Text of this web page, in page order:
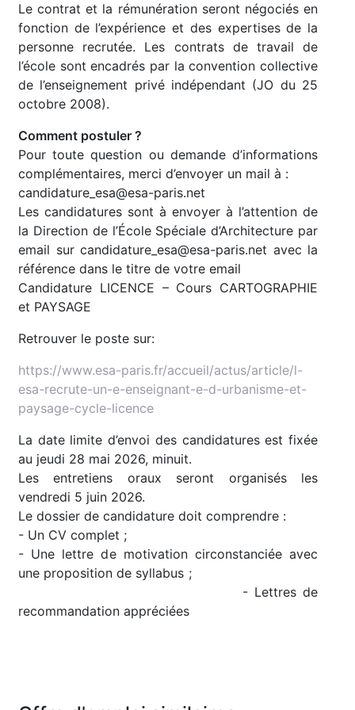
Le contrat et la rémunération seront négociés en
fonction de l’expérience et des expertises de la
personne recrutée. Les contrats de travail de
l’école sont encadrés par la convention collective
de l’enseignement privé indépendant (JO du 25
octobre 2008).
Comment postuler ?
Pour toute question ou demande d’informations
complémentaires, merci d’envoyer un mail à :
candidature_esa@esa-paris.net
Les candidatures sont à envoyer à l’attention de
la Direction de l’École Spéciale d’Architecture par
email sur candidature_esa@esa-paris.net avec la
référence dans le titre de votre email
Candidature LICENCE – Cours CARTOGRAPHIE
et PAYSAGE
Retrouver le poste sur:
https://www.esa-paris.fr/accueil/actus/article/l-
esa-recrute-un-e-enseignant-e-d-urbanisme-et-
paysage-cycle-licence
La date limite d’envoi des candidatures est fixée
au jeudi 28 mai 2026, minuit.
Les entretiens oraux seront organisés les
vendredi 5 juin 2026.
Le dossier de candidature doit comprendre :
- Un CV complet ;
- Une lettre de motivation circonstanciée avec
une proposition de syllabus ;
- Lettres de
recommandation appréciées